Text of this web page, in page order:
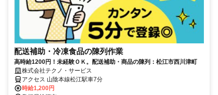
配送補助・冷凍食品の陳列作業
高時給1200円！未経験ＯＫ。配送補助・商品の陳列：松江市西川津町
株式会社テクノ・サービス
アクセス 山陰本線松江駅車7分
時給1,200円